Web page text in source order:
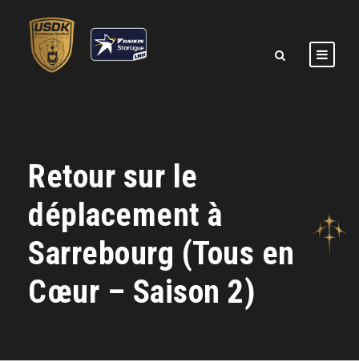
Retour sur le
déplacement à
Sarrebourg (Tous en
Cœur – Saison 2)